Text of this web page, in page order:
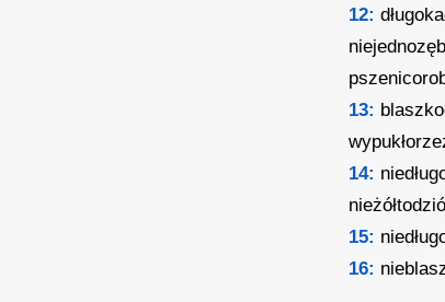
12:
13:
14:
15:
16: